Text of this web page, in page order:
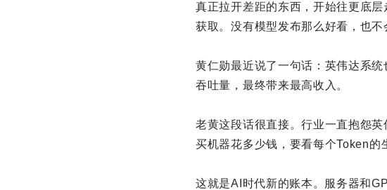
真正拉开差距的东西，开始往更底
获取。没有模型发布那么好看，也
黄仁勋最近说了一句话：英伟达系
吞吐量，最终带来最高收入。
老黄这段话很直接。行业一直抱怨
买机器花多少钱，要看每个Token的
这就是AI时代新的账本。服务器和